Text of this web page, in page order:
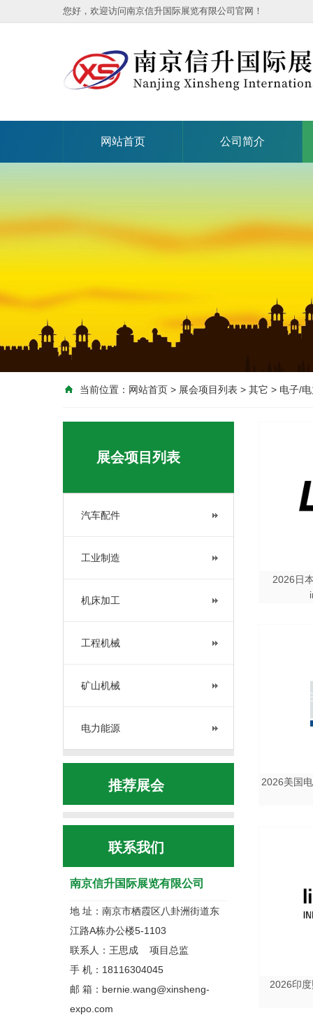
您好，欢迎访问南京信升国际展览有限公司官网！
网站首页 公司简介
当前位置： 网站首页 > 展会项目列表 > 其它 > 电子/
展会项目列表
汽车配件
工业制造
机床加工
工程机械
矿山机械
电力能源
推荐展会
联系我们
南京信升国际展览有限公司
地 址：南京市栖霞区八卦洲街道东
江路A栋办公楼5-1103
联系人：王思成 项目总监
手 机：18116304045
邮 箱：bernie.wang@xinsheng-
expo.com
2026日
2026美国
2026印